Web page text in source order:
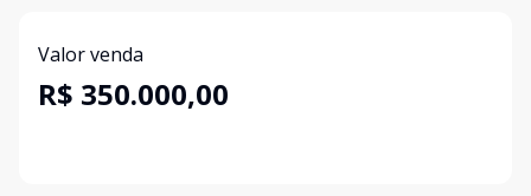
Valor venda
R$ 350.000,00